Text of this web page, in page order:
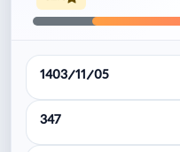
1403/11/05
347